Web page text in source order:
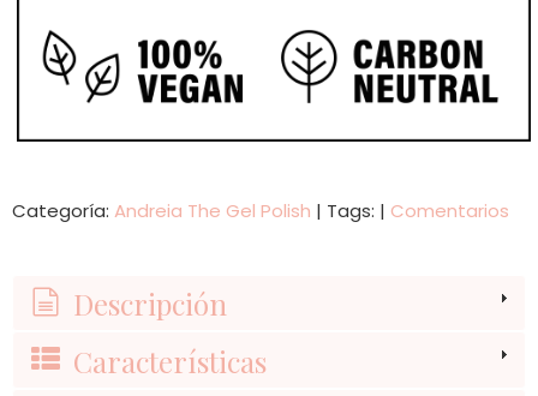
Categoría: Andreia The Gel Polish | Tags: | Comentarios
Descripción
Características